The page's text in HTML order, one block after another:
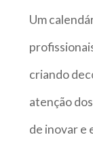
Um
criando
atenção
de inovar e